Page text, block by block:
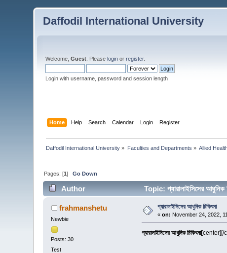
Daffodil International University
Welcome,Guest . Pleaselogin orregister.
Login with username, password and session length
Home Help Search Calendar Login Register
Daffodil International University » Faculties and Departments » Allied
Pages: [1]Go Down
Author Topic: প্যারালাইসিসের
frahmanshetu
Newbie
Posts: 30
Test
প্যারালাইসিসের আধুনিক চিকিৎসা
«on: November 24, 2022,
প্যারালাইসিসের আধুনিক চিকিৎসা[center][/